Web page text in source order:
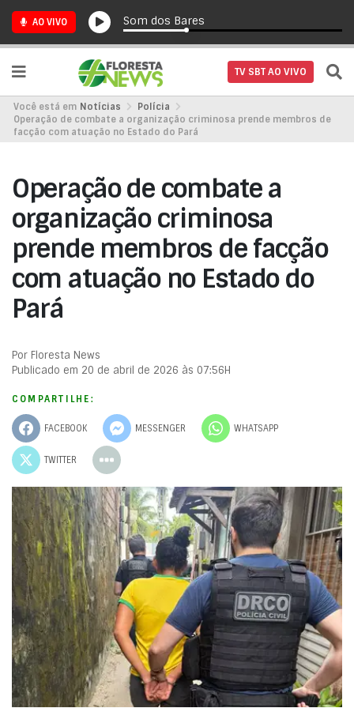
AO VIVO Som dos Bares
TV SBT AO VIVO
Você está em Notícias
Polícia
Operação de combate a organização criminosa prende membros de
facção com atuação no Estado do Pará
Operação de combate a
organização criminosa
prende membros de facção
com atuação no Estado do
Pará
Por Floresta News
Publicado em 20 de abril de 2026 às 07:56H
COMPARTILHE:
FACEBOOK MESSENGER WHATSAPP
TWITTER